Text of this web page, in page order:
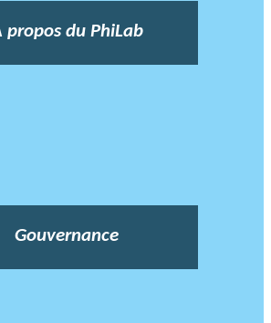
propos du PhiLab
Gouvernance